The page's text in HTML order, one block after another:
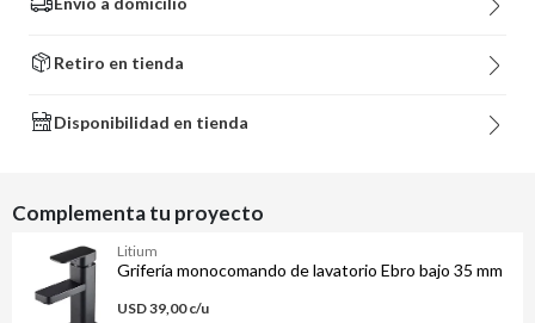
Retiro en tienda
Disponibilidad en tienda
Complementa tu proyecto
Litium
Grifería monocomando de lavatorio Ebro bajo 35 mm
USD 39,00 c/u